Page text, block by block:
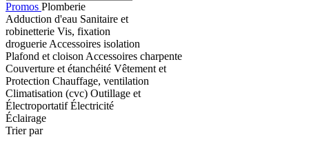
Promos Plomberie
Adduction d'eau Sanitaire et
robinetterie Vis, fixation
droguerie Accessoires isolation
Plafond et cloison Accessoires charpente
Couverture et étanchéité Vêtement et
Protection Chauffage, ventilation
Climatisation (cvc) Outillage et
ÉlectroportatifÉlectricité
Éclairage
Trier par